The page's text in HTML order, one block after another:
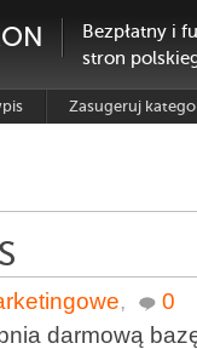
Bezpłatny i
stron
Zasugeruj
,
0
darmową